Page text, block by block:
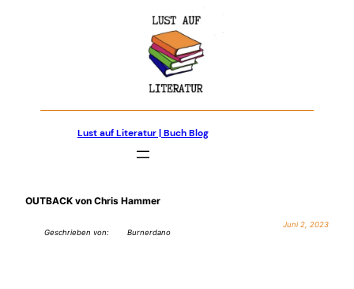
Lust auf Literatur | Buch Blog
OUTBACK von Chris Hammer
Geschrieben von: Burnerdano
Juni 2, 2023